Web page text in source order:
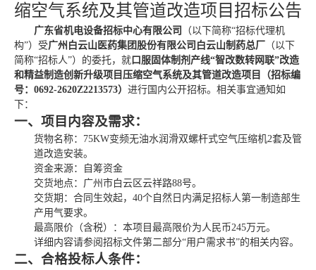
缩空气系统及其管道改造项目招标公告
广东省机电设备招标中心有限公司 （以下简称“招标代理机
构”） 受广州白云山医药集团股份有限公司白云山制药总厂 （以下
简称“招标人”）的委托，就口服固体制剂产线“智改数转网联”改造
和精益制造创新升级项目压缩空气系统及其管道改造项目
（招标编
号： 0692-2620Z2213573） 进行国内公开招标。相关事宜通知如
下：
一、项目内容及需求：
货物名称： 75KW变频无油水润滑双螺杆式空气压缩机2套及管
道改造安装。
资金来源：自筹资金
交货地点：广州市白云区云祥路88号。
交货期 ：合同生效起， 40个自然日内满足招标人第一制造部生
产用气要求。
最高限价（含税）：本项目最高限价为人民币245万元。
详细内容请参阅招标文件第二部分“用户需求书”的相关内容。
二、合格投标人条件：